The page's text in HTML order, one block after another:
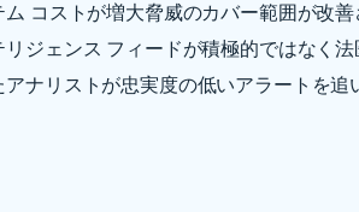
ム コストが増大脅威のカバー範囲が改善
リジェンス フィードが積極的ではなく
アナリストが忠実度の低いアラートを追